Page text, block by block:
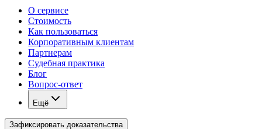
О сервисе
Стоимость
Как пользоваться
Корпоративным клиентам
Партнерам
Судебная практика
Блог
Вопрос-ответ
Ещё
Зафиксировать доказательства